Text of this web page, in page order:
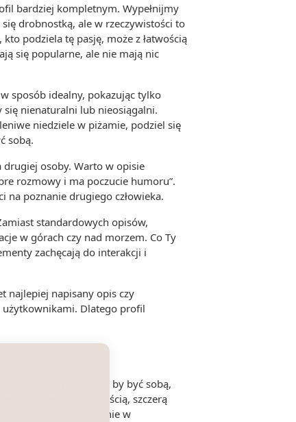
bardziej kompletnym. Wypełnijmy
drobnostką, ale w rzeczywistości to
podziela tę pasję, może z łatwością
się popularne, ale nie mają nic
sposób idealny, pokazując tylko
się nienaturalni lub nieosiągalni.
niedziele w piżamie, podziel się
sobą.
drugiej osoby. Warto w opisie
rozmowy i ma poczucie humoru”.
na poznanie drugiego człowieka.
standardowych opisów,
w górach czy nad morzem. Co Ty
zachęcają do interakcji i
najlepiej napisany opis czy
użytkownikami. Dlatego profil
Ważne jest, by być sobą,
procesu z otwartością, szczerą
W końcu to właśnie w